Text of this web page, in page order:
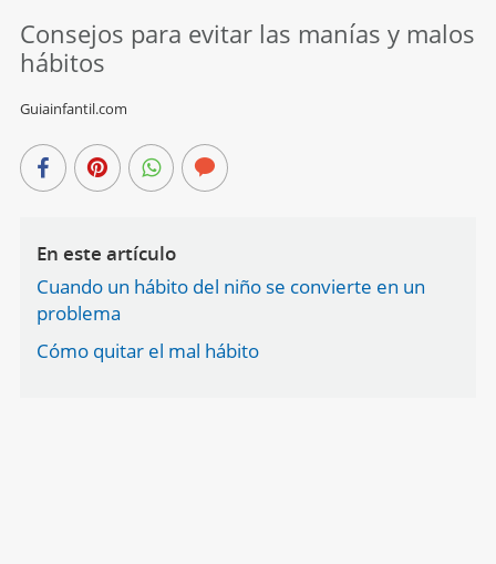
Consejos para evitar las manías y malos
hábitos
Guiainfantil.com
En este artículo
Cuando un hábito del niño se convierte en un
problema
Cómo quitar el mal hábito